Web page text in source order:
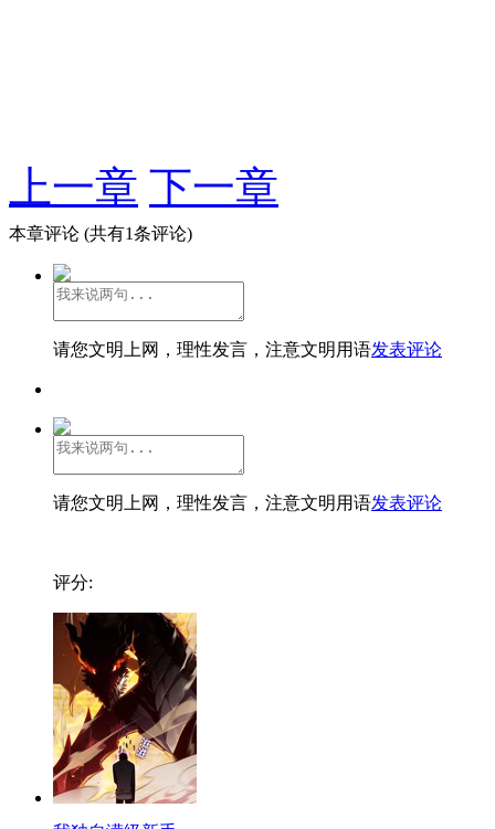
上一章 下一章
本章评论 (共有1条评论)
请您文明上网，理性发言，注意文明用语发表评论
请您文明上网，理性发言，注意文明用语发表评论
评分: